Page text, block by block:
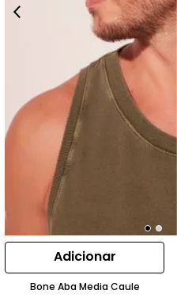
Adicionar
Bone Aba Media Caule